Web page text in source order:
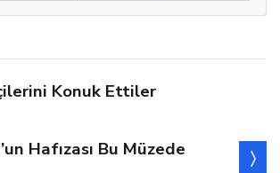
Konuk Ettiler
Hafızası Bu Müzede